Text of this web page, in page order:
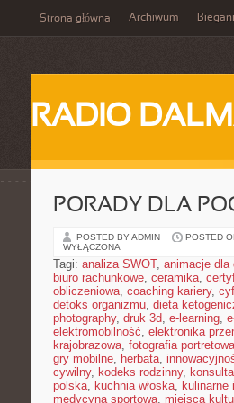
Strona główna Archiwum
RADIO
PORADY DLA
POSTED BY ADMIN POSTED
WYŁĄCZONA
Tagi: analiza SWOT, animacje dla
biuro rachunkowe, ceramika,
obliczeniowa, coaching kariery,
detoks organizmu, dieta
photography, druk 3d, e-learning,
elektromobilność, elektronika
krajobrazowa, fotografia portretowa
gry mobilne, herbata,
cywilny, kodeks rodzinny,
polska, kuchnia włoska, kulinarne
medycyna sportowa, miejsca kultu